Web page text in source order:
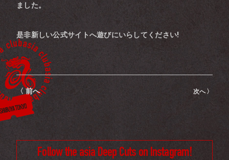
ました。
是非新しい公式サイトへ遊びにいらしてください!
〈 前へ 次へ 〉
Follow the asia Deep Cuts on Instagram!